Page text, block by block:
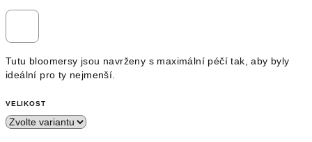
Tutu bloomersy jsou navrženy s maximální péčí tak, aby byly
ideální pro ty nejmenší.
VELIKOST